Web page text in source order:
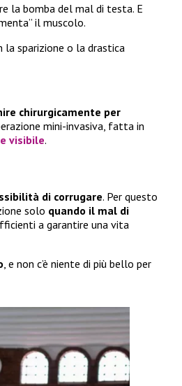
la bomba del mal di testa. E
il muscolo.
la sparizione o la drastica
chirurgicamente per
mini-invasiva, fatta in
visibile.
di corrugare. Per questo
solo quando il mal di
a garantire una vita
, e non c’è niente di più bello per